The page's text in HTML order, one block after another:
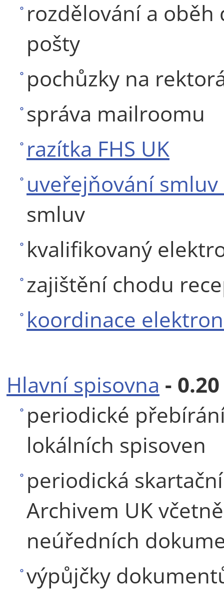
rozdělování a
pošty
pochůzky na
správa mailroomu
razítka FHS UK
uveřejňování
smluv
kvalifikovaný
zajištění chodu
koordinace
Hlavní spisovna - 0.20
periodické
lokálních spisoven
periodická
Archivem UK
neúředních
výpůjčky